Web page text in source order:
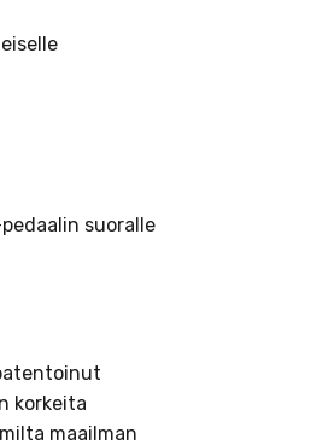
suoralle
korkeita
maailman